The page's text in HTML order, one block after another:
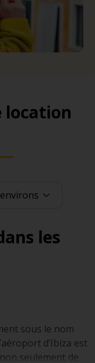
location
les
sous le nom
d’Ibiza est
seulement de